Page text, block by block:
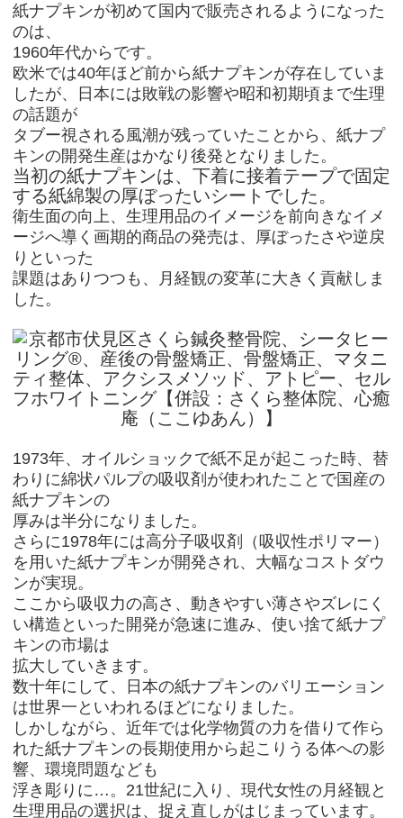
紙ナプキンが初めて国内で販売されるようになった
のは、
1960年代からです。
欧米では40年ほど前から紙ナプキンが存在していま
したが、日本には敗戦の影響や昭和初期頃まで生理
の話題が
タブー視される風潮が残っていたことから、紙ナプ
キンの開発生産はかなり後発となりました。
当初の紙ナプキンは、下着に接着テープで固定
する紙綿製の厚ぼったいシートでした。
衛生面の向上、生理用品のイメージを前向きなイメ
ージへ導く画期的商品の発売は、厚ぼったさや逆戻
りといった
課題はありつつも、月経観の変革に大きく貢献しま
した。
1973年、オイルショックで紙不足が起こった時、替
わりに綿状パルプの吸収剤が使われたことで国産の
紙ナプキンの
厚みは半分になりました。
さらに1978年には高分子吸収剤（吸収性ポリマー）
を用いた紙ナプキンが開発され、大幅なコストダウ
ンが実現。
ここから吸収力の高さ、動きやすい薄さやズレにく
い構造といった開発が急速に進み、使い捨て紙ナプ
キンの市場は
拡大していきます。
数十年にして、日本の紙ナプキンのバリエーション
は世界一といわれるほどになりました。
しかしながら、近年では化学物質の力を借りて作ら
れた紙ナプキンの長期使用から起こりうる体への影
響、環境問題なども
浮き彫りに…。21世紀に入り、現代女性の月経観と
生理用品の選択は、捉え直しがはじまっています。